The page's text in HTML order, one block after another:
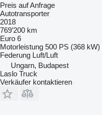
Preis auf Anfrage
Autotransporter
2018
769’200 km
Euro 6
Motorleistung 500 PS (368 kW)
Federung Luft/Luft
Ungarn, Budapest
Laslo Truck
Verkäufer kontaktieren